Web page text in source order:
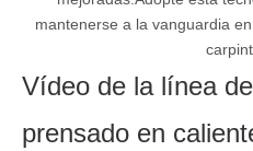
mantenerse a la vanguardia
Vídeo de la línea
prensado en